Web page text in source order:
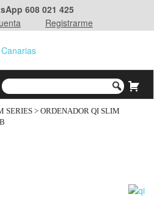
608 021 425
Registrarme
SERIES > ORDENADOR QI SLIM